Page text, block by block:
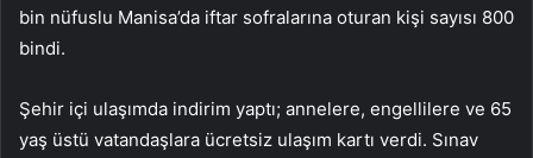
bin nüfuslu Manisa’da iftar sofralarına oturan kişi sayısı 800
bindi.
Şehir içi ulaşımda indirim yaptı; annelere, engellilere ve 65
yaş üstü vatandaşlara ücretsiz ulaşım kartı verdi. Sınav